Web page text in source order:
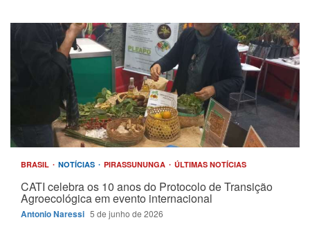
BRASIL NOTÍCIAS PIRASSUNUNGA ÚLTIMAS NOTÍCIAS
CATI celebra os 10 anos do Protocolo de Transição
Agroecológica em evento internacional
Antonio Naressi 5 de junho de 2026